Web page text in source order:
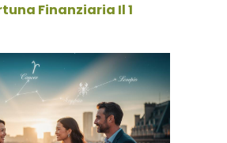
Finanziaria Il 1